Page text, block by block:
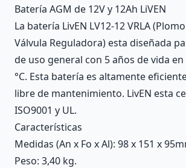
Description
Batería AGM de 12V y 12Ah LiVEN
La batería LivEN LV12-12 VRLA
Válvula Reguladora) esta diseñada
de uso general con 5 años de vida
°C. Esta batería es altamente
libre de mantenimiento. LivEN esta
ISO9001 y UL.
Características
Medidas (An x Fo x Al): 98 x 151 x
Peso: 3,40 kg.